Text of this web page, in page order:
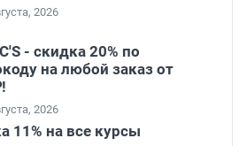
2026
- скидка 20% по
на любой заказ от
2026
11% на все курсы